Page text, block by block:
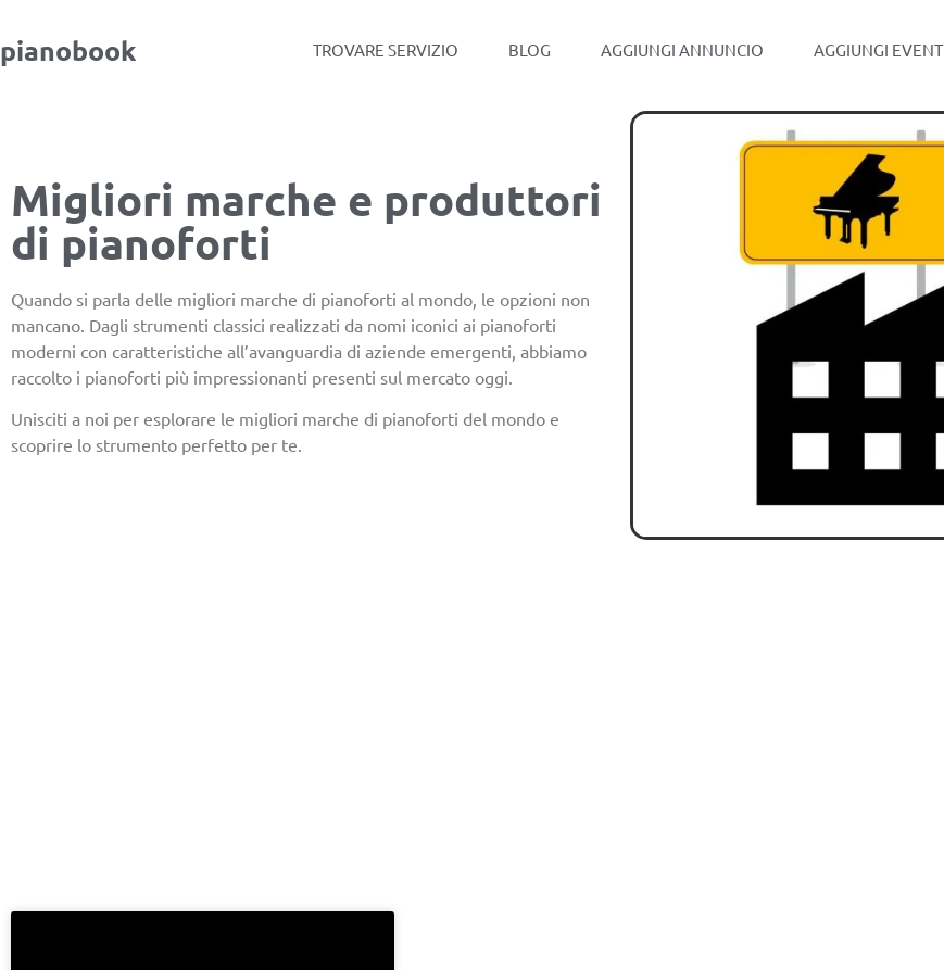
pianobook TROVARE SERVIZIO BLOG AGGIUNGI ANNUNCIO AGGIUNGI EVENT
Migliori marche e produttori
di pianoforti
Quando si parla delle migliori marche di pianoforti al mondo, le opzioni non
mancano. Dagli strumenti classici realizzati da nomi iconici ai pianoforti
moderni con caratteristiche all’avanguardia di aziende emergenti, abbiamo
raccolto i pianoforti più impressionanti presenti sul mercato oggi.
Unisciti a noi per esplorare le migliori marche di pianoforti del mondo e
scoprire lo strumento perfetto per te.